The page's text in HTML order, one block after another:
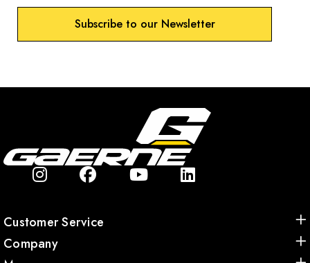
Subscribe to our Newsletter
Customer Service
Company